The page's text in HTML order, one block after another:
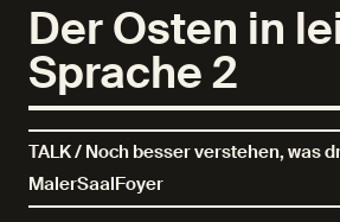
Der Osten in
Sprache 2
TALK / Noch besser verstehen, was
MalerSaalFoyer